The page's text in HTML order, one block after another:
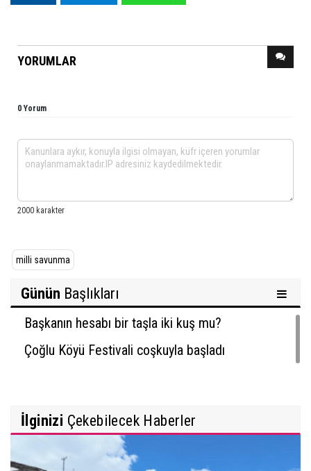
YORUMLAR
0 Yorum
milli savunma
Günün Başlıkları
Başkanın hesabı bir taşla iki kuş mu?
Çoğlu Köyü Festivali coşkuyla başladı
İlginizi Çekebilecek Haberler